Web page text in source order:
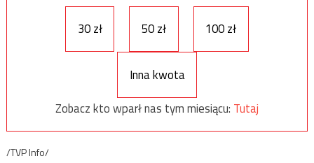
30 zł 50 zł 100 zł
Inna kwota
Zobacz kto wparł nas tym miesiącu: Tutaj
/TVP Info/